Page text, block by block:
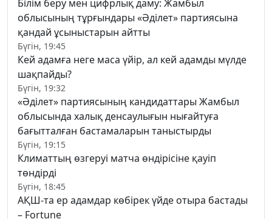
Білім беру мен цифрлық даму: Жамбыл
облысының тұрғындары «Әділет» партиясына
қандай ұсыныстарын айтты
Бүгін, 19:45
Кей адамға неге маса үйір, ал кей адамды мүлде
шақпайды?
Бүгін, 19:32
«Әділет» партиясының кандидаттары Жамбыл
облысында халық денсаулығын нығайтуға
бағытталған бастамаларын таныстырды
Бүгін, 19:15
Климаттың өзгеруі матча өндірісіне қауіп
төндірді
Бүгін, 18:45
АҚШ-та ер адамдар көбірек үйде отыра бастады
– Fortune